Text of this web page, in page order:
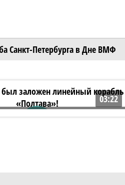
Санкт-Петербурга в Дне ВМФ
03:22
был заложен линейный